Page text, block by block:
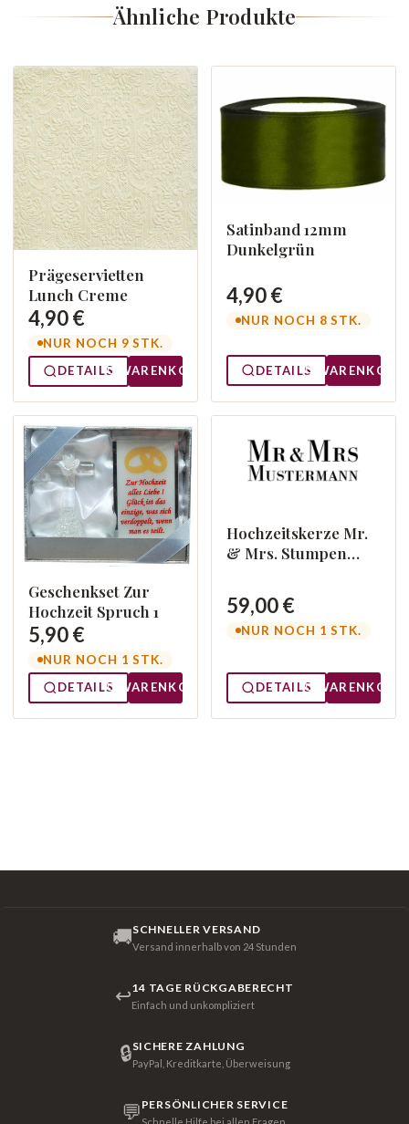
Ähnliche Produkte
Prägeservietten
Lunch Creme
4,90 €
NUR NOCH 9 STK.
DETAILS
WARENKORB
Satinband 12mm
Dunkelgrün
4,90 €
NUR NOCH 8 STK.
DETAILS WARENKORB
Geschenkset Zur
Hochzeit Spruch 1
5,90 €
NUR NOCH 1 STK.
DETAILS
WARENKORB
Hochzeitskerze Mr.
& Mrs. Stumpen
59,00 €
NUR NOCH 1 STK.
DETAILS WARENKORB
🚚SCHNELLER VERSAND
Versand innerhalb von 24 Stunden
↩14 TAGE RÜCKGABERECHT
Einfach und unkompliziert
🔒SICHERE ZAHLUNG
PayPal, Kreditkarte, Überweisung
💬 PERSÖNLICHER SERVICE